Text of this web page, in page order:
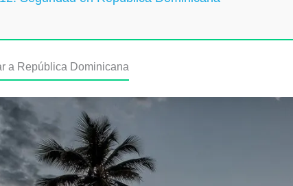
a República Dominicana